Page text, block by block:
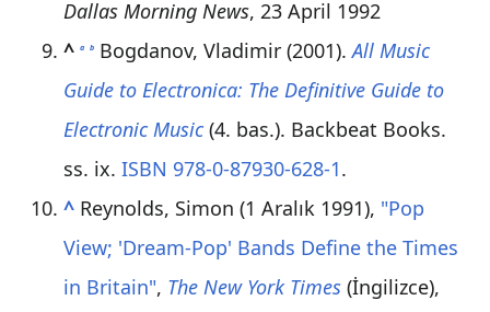
Dallas Morning News, 23 April 1992
^ a b Bogdanov, Vladimir (2001).All Music
Guide to Electronica: The Definitive Guide to
Electronic Music(4. bas.). Backbeat Books.
ss. ix. ISBN 978-0-87930-628-1.
^ Reynolds, Simon (1 Aralık 1991), "Pop
View; 'Dream-Pop' Bands Define the Times
in Britain", The New York Times(İngilizce),